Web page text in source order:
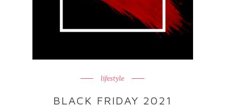
lifestyle
BLACK FRIDAY 2021